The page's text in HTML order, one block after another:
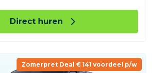
Direct huren
Zomerpret Deal € 141 voordeel p/w